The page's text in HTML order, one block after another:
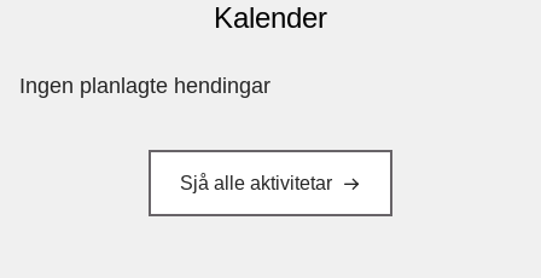
Kalender
Ingen planlagte hendingar
Sjå alle aktivitetar